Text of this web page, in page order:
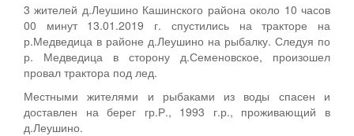
3 жителей д.Леушино Кашинского района около 10 часов
00 минут 13.01.2019 г. спустились на тракторе на
р.Медведица в районе д.Леушино на рыбалку. Следуя по
р. Медведица в сторону д.Семеновское, произошел
провал трактора под лед.
Местными жителями и рыбаками из воды спасен и
доставлен на берег гр.Р., 1993 г.р., проживающий в
д.Леушино.